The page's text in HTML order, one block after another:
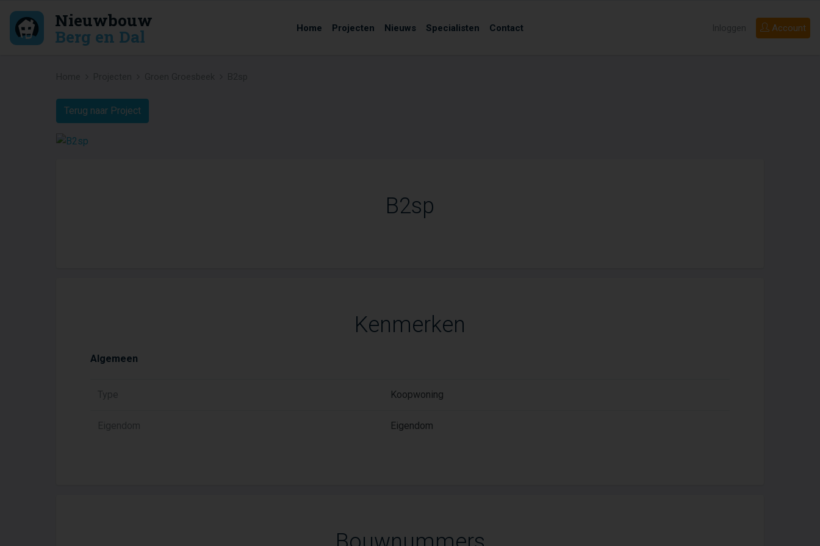
Nieuwbouw
Berg en Dal Home Projecten Nieuws Specialisten Contact Account
Inloggen
Terug naar Project
B2sp
Kenmerken
Algemeen
Type Koopwoning
Eigendom Eigendom